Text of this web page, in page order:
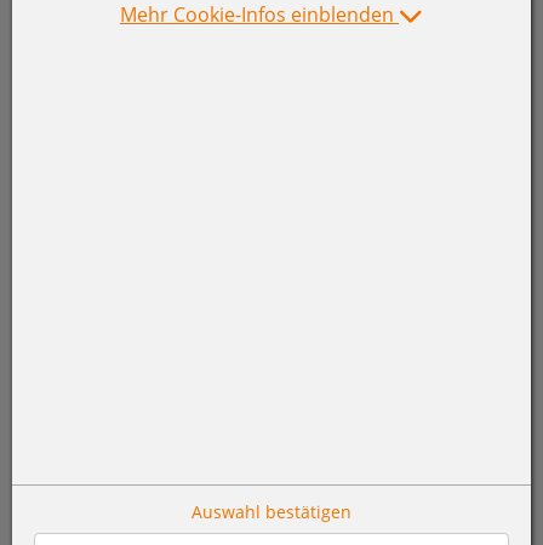
Mehr Cookie-Infos einblenden
Auswahl bestätigen